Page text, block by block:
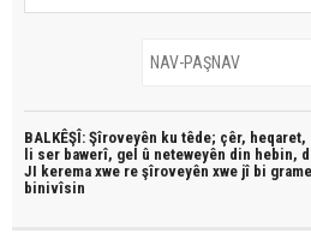
BALKÊŞÎ: Şîroveyên ku têde; çêr,
li ser bawerî, gel û neteweyên din hebin,
JI kerema xwe re şîroveyên xwe jî bi
binivîsin